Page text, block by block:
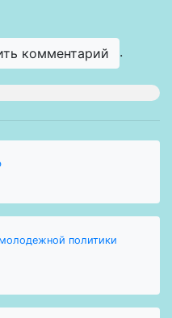
комментарий .
политики